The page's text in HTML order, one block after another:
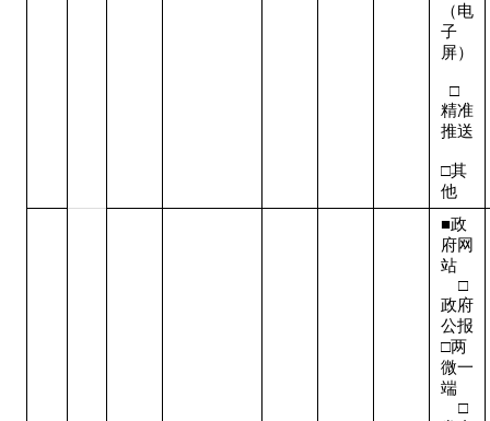
（电
子
屏）
□
精准
推送
□其
他
■政
府网
站
□
政府
公报
□两
微一
端
□